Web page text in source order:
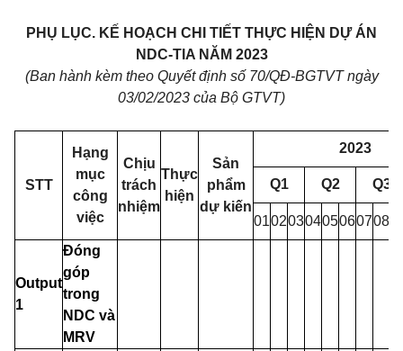
PHỤ LỤC. KẾ HOẠCH CHI TIẾT THỰC HIỆN DỰ ÁN
NDC-TIA NĂM 2023
(Ban hành kèm theo Quyết định số 70/QĐ-BGTVT ngày
03/02/2023 của Bộ GTVT)
STT
Hạng
mục
công
việc
Chịu
trách
nhiệm
Thực
hiện
Sản
phẩm
dự kiến
2023
Q1 Q2 Q3
0102030405060708
Output
1
Đóng
góp
trong
NDC và
MRV